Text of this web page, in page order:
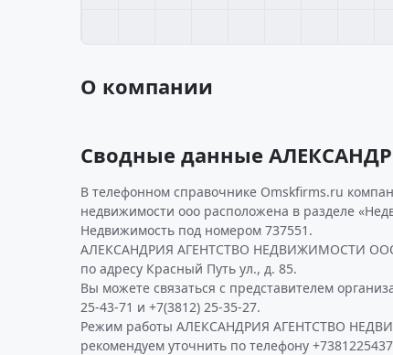
О компании
Сводные данные
В телефонном справочнике Omskfirms.ru
недвижимости ооо расположена в разделе
Недвижимость под номером 737551.
АЛЕКСАНДРИЯ АГЕНТСТВО НЕДВИЖИМОСТИ ООО
по адресу Красный Путь ул., д. 85.
Вы можете связаться с представителем
25-43-71 и +7(3812) 25-35-27.
Режим работы АЛЕКСАНДРИЯ АГЕНТСТВО
рекомендуем уточнить по телефону